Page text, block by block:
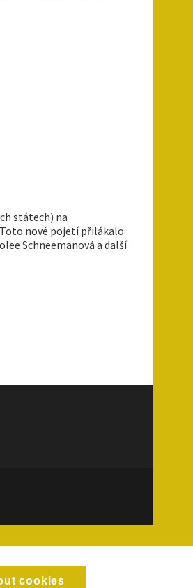
státech) na
nové pojetí přilákalo
Schneemanová a další
cookies